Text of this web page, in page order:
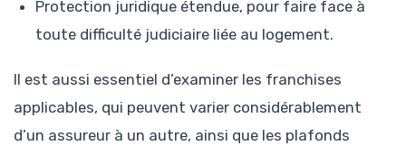
Protection juridique étendue, pour faire face à
toute difficulté judiciaire liée au logement.
Il est aussi essentiel d’examiner les franchises
applicables, qui peuvent varier considérablement
d’un assureur à un autre, ainsi que les plafonds